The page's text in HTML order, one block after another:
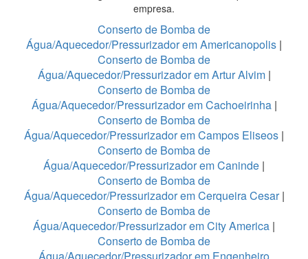
empresa.
Conserto de Bomba de
Água/Aquecedor/Pressurizador em Americanopolis |
Conserto de Bomba de
Água/Aquecedor/Pressurizador em Artur Alvim |
Conserto de Bomba de
Água/Aquecedor/Pressurizador em Cachoeirinha|
Conserto de Bomba de
Água/Aquecedor/Pressurizador em Campos Eliseos |
Conserto de Bomba de
Água/Aquecedor/Pressurizador em Caninde |
Conserto de Bomba de
Água/Aquecedor/Pressurizador em Cerqueira Cesar|
Conserto de Bomba de
Água/Aquecedor/Pressurizador em City America |
Conserto de Bomba de